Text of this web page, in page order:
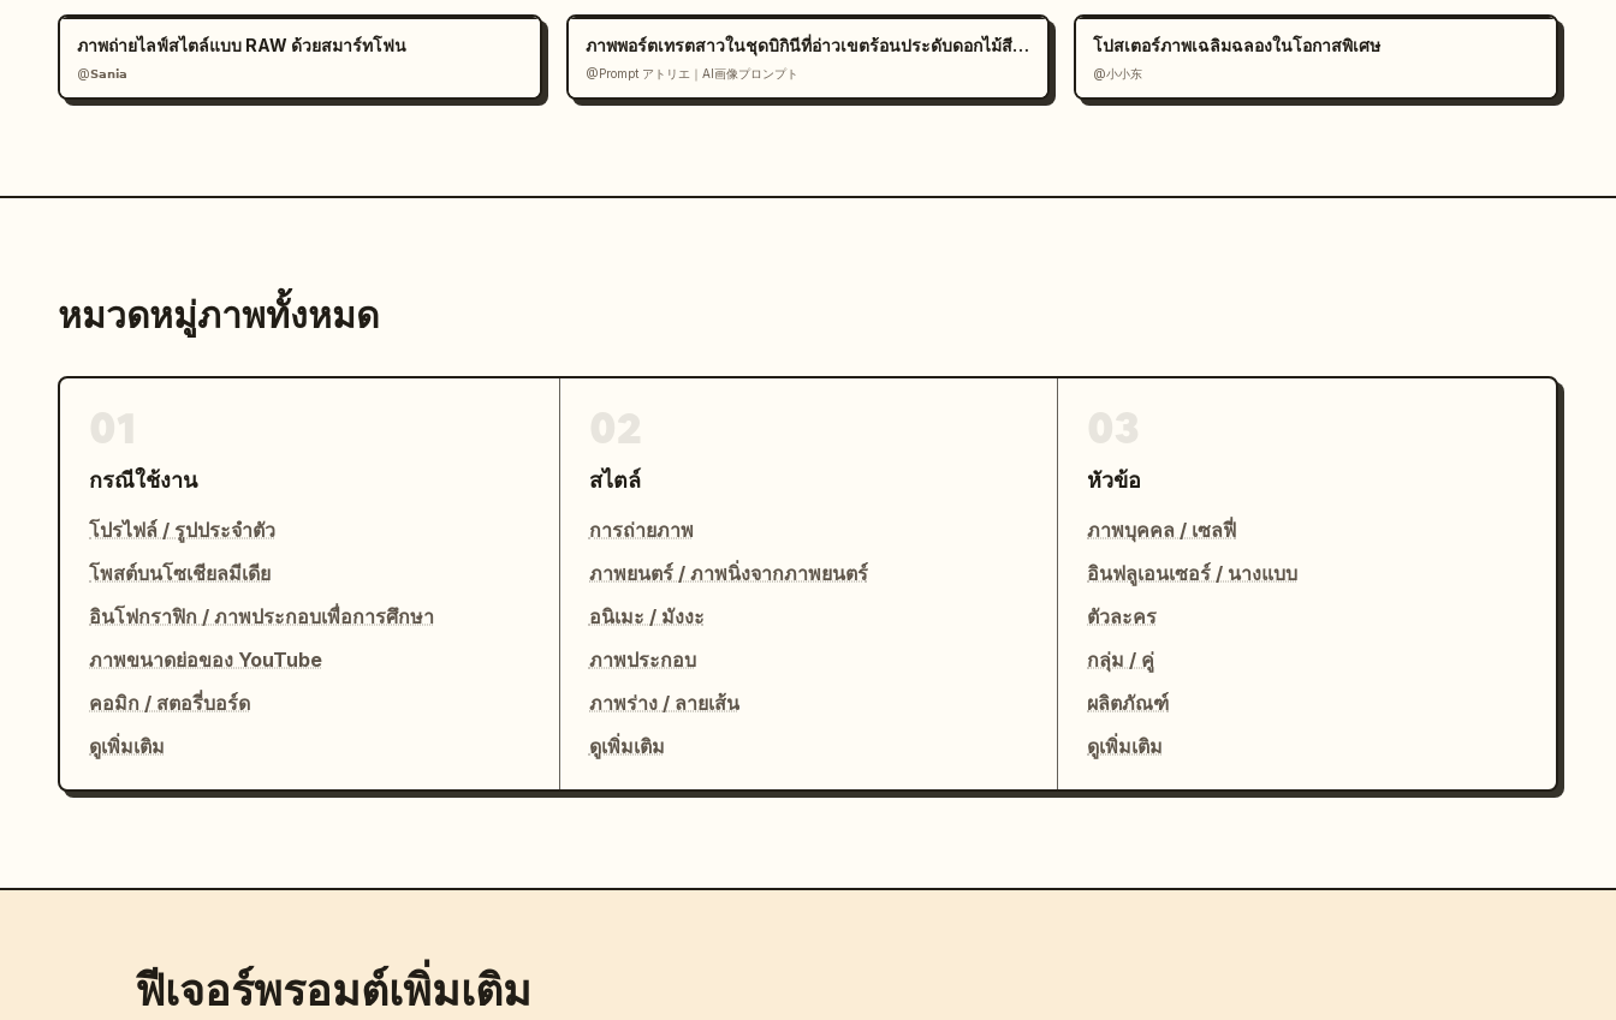
ภาพถ่ายไลฟ์สไตล์แบบ RAW ด้วยสมาร์ทโฟน
@𝗦𝗮𝗻𝗶𝗮
ภาพพอร์ตเทรตสาวในชุดบิกินีที่อ่าวเขตร้อนประดับดอกไม้สีขาว
@Prompt アトリエ｜AI画像プロンプト
โปสเตอร์ภาพเฉลิมฉลองในโอกาสพิเศษ
@小小东
หมวดหมู่ภาพทั้งหมด
กรณีใช้งาน
โปรไฟล์ / รูปประจำตัว
โพสต์บนโซเชียลมีเดีย
อินโฟกราฟิก / ภาพประกอบเพื่อการศึกษา
ภาพขนาดย่อของ YouTube
คอมิก / สตอรี่บอร์ด
ดูเพิ่มเติม
สไตล์
การถ่ายภาพ
ภาพยนตร์ / ภาพนิ่งจากภาพยนตร์
อนิเมะ / มังงะ
ภาพประกอบ
ภาพร่าง / ลายเส้น
ดูเพิ่มเติม
หัวข้อ
ภาพบุคคล / เซลฟี่
อินฟลูเอนเซอร์ / นางแบบ
ตัวละคร
กลุ่ม / คู่
ผลิตภัณฑ์
ดูเพิ่มเติม
ฟีเจอร์พรอมต์เพิ่มเติม